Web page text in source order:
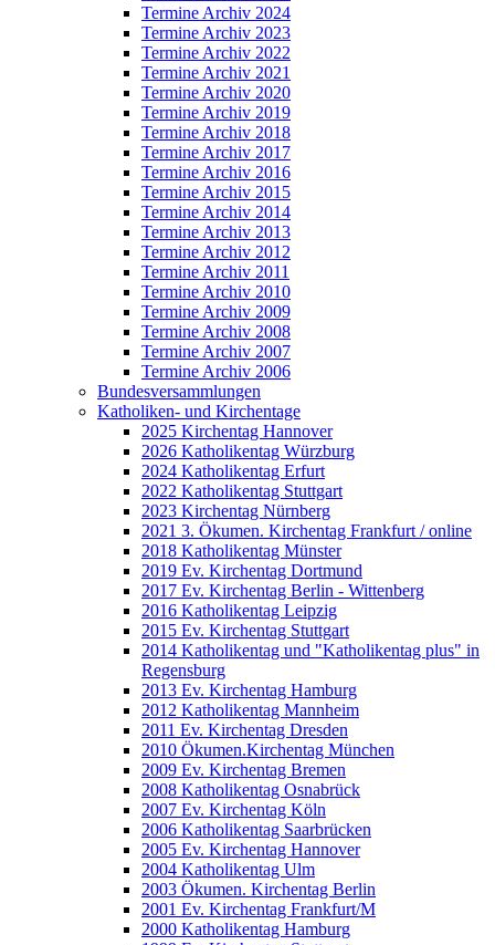
Termine Archiv 2024
Termine Archiv 2023
Termine Archiv 2022
Termine Archiv 2021
Termine Archiv 2020
Termine Archiv 2019
Termine Archiv 2018
Termine Archiv 2017
Termine Archiv 2016
Termine Archiv 2015
Termine Archiv 2014
Termine Archiv 2013
Termine Archiv 2012
Termine Archiv 2011
Termine Archiv 2010
Termine Archiv 2009
Termine Archiv 2008
Termine Archiv 2007
Termine Archiv 2006
Bundesversammlungen
Katholiken- und Kirchentage
2025 Kirchentag Hannover
2026 Katholikentag Würzburg
2024 Katholikentag Erfurt
2022 Katholikentag Stuttgart
2023 Kirchentag Nürnberg
2021 3. Ökumen. Kirchentag Frankfurt / online
2018 Katholikentag Münster
2019 Ev. Kirchentag Dortmund
2017 Ev. Kirchentag Berlin - Wittenberg
2016 Katholikentag Leipzig
2015 Ev. Kirchentag Stuttgart
2014 Katholikentag und "Katholikentag plus" in
Regensburg
2013 Ev. Kirchentag Hamburg
2012 Katholikentag Mannheim
2011 Ev. Kirchentag Dresden
2010 Ökumen.Kirchentag München
2009 Ev. Kirchentag Bremen
2008 Katholikentag Osnabrück
2007 Ev. Kirchentag Köln
2006 Katholikentag Saarbrücken
2005 Ev. Kirchentag Hannover
2004 Katholikentag Ulm
2003 Ökumen. Kirchentag Berlin
2001 Ev. Kirchentag Frankfurt/M
2000 Katholikentag Hamburg